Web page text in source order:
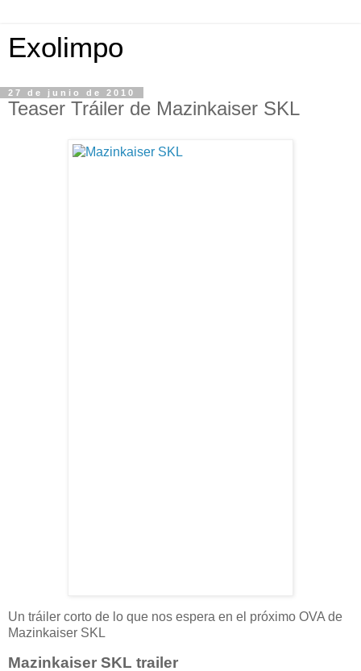
Exolimpo
27 de junio de 2010
Teaser Tráiler de Mazinkaiser SKL
Un tráiler corto de lo que nos espera en el próximo OVA de
Mazinkaiser SKL
Mazinkaiser SKL trailer